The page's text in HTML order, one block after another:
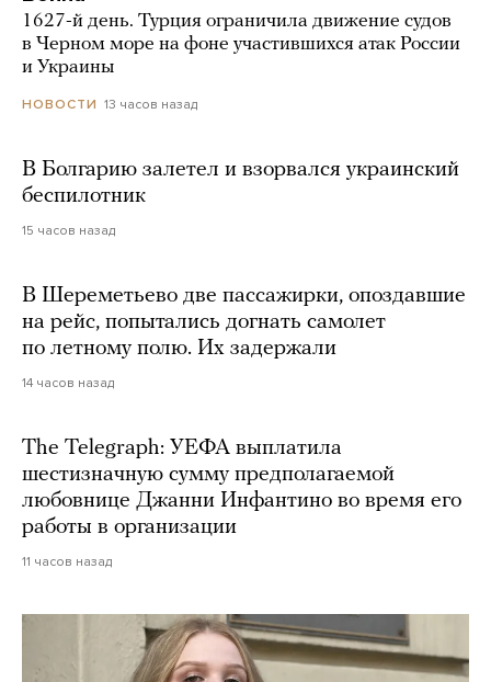
1627-й день. Турция ограничила движение судов
в Черном море на фоне участившихся атак России
и Украины
НОВОСТИ 13 часов назад
В Болгарию залетел и взорвался украинский
беспилотник
15 часов назад
В Шереметьево две пассажирки, опоздавшие
на рейс, попытались догнать самолет
по летному полю. Их задержали
14 часов назад
The Telegraph: УЕФА выплатила
шестизначную сумму предполагаемой
любовнице Джанни Инфантино во время его
работы в организации
11 часов назад